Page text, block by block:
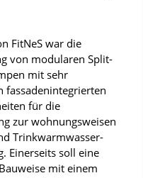
FitNeS war die
von modularen Split-
mit sehr
fassadenintegrierten
für die
zur wohnungsweisen
Trinkwarmwasser­
Einerseits soll eine
mit einem